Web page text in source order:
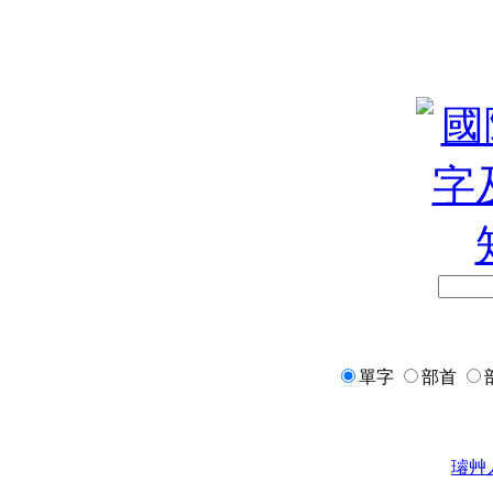
單字 部首
璿艸